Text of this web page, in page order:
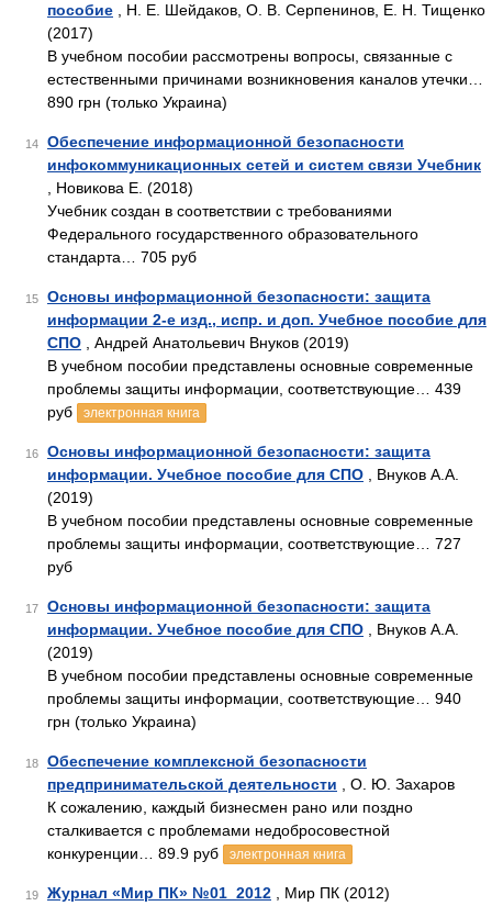
пособие , Н. Е. Шейдаков, О. В. Серпенинов, Е. Н. Тищенко
(2017)
В учебном пособии рассмотрены вопросы, связанные с
естественными причинами возникновения каналов утечки…
890 грн (только Украина)
14
Обеспечение информационной безопасности
инфокоммуникационных сетей и систем связи Учебник
, Новикова Е. (2018)
Учебник создан в соответствии с требованиями
Федерального государственного образовательного
стандарта… 705 руб
15
Основы информационной безопасности: защита
информации 2-е изд., испр. и доп. Учебное пособие для
СПО , Андрей Анатольевич Внуков (2019)
В учебном пособии представлены основные современные
проблемы защиты информации, соответствующие… 439
руб
электронная книга
16
Основы информационной безопасности: защита
информации. Учебное пособие для СПО , Внуков А.А.
(2019)
В учебном пособии представлены основные современные
проблемы защиты информации, соответствующие… 727
руб
17
Основы информационной безопасности: защита
информации. Учебное пособие для СПО , Внуков А.А.
(2019)
В учебном пособии представлены основные современные
проблемы защиты информации, соответствующие… 940
грн (только Украина)
18
Обеспечение комплексной безопасности
предпринимательской деятельности , О. Ю. Захаров
К сожалению, каждый бизнесмен рано или поздно
сталкивается с проблемами недобросовестной
конкуренции… 89.9 руб
электронная книга
19 Журнал «Мир ПК» №01_2012 , Мир ПК (2012)